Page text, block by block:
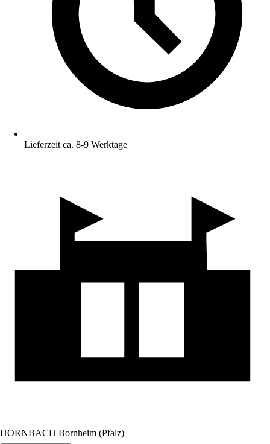
Lieferzeit ca. 8-9 Werktage
HORNBACH Bornheim (Pfalz)